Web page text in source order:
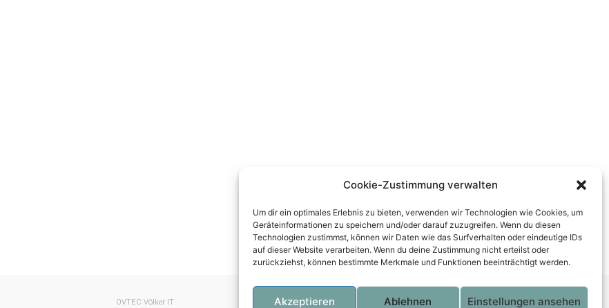
Cookie-Zustimmung verwalten
Um dir ein optimales Erlebnis zu bieten, verwenden wir Technologien wie Cookies, um
Geräteinformationen zu speichern und/oder darauf zuzugreifen. Wenn du diesen
Technologien zustimmst, können wir Daten wie das Surfverhalten oder eindeutige IDs
auf dieser Website verarbeiten. Wenn du deine Zustimmung nicht erteilst oder
zurückziehst, können bestimmte Merkmale und Funktionen beeinträchtigt werden.
Akzeptieren Ablehnen Einstellungen ansehen
OVTEC Völker IT